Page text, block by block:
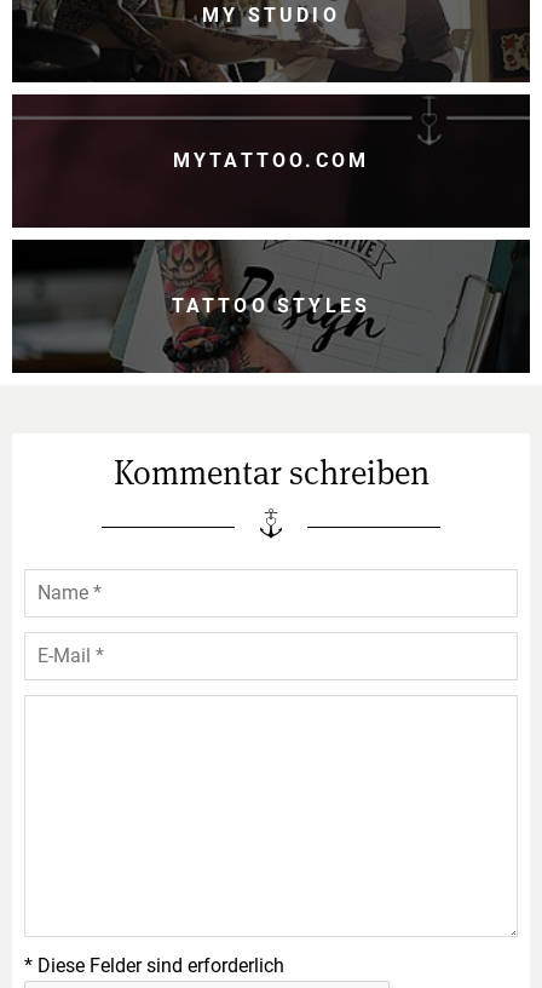
MY STUDIO
MYTATTOO.COM
TATTOO STYLES
Kommentar schreiben
* Diese Felder sind erforderlich